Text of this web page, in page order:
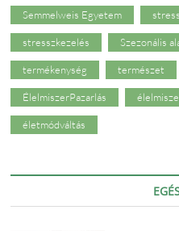
Semmelweis Egyetem
stresszkezelés Szezonális
termékenység természet
ÉlelmiszerPazarlás
életmódváltás